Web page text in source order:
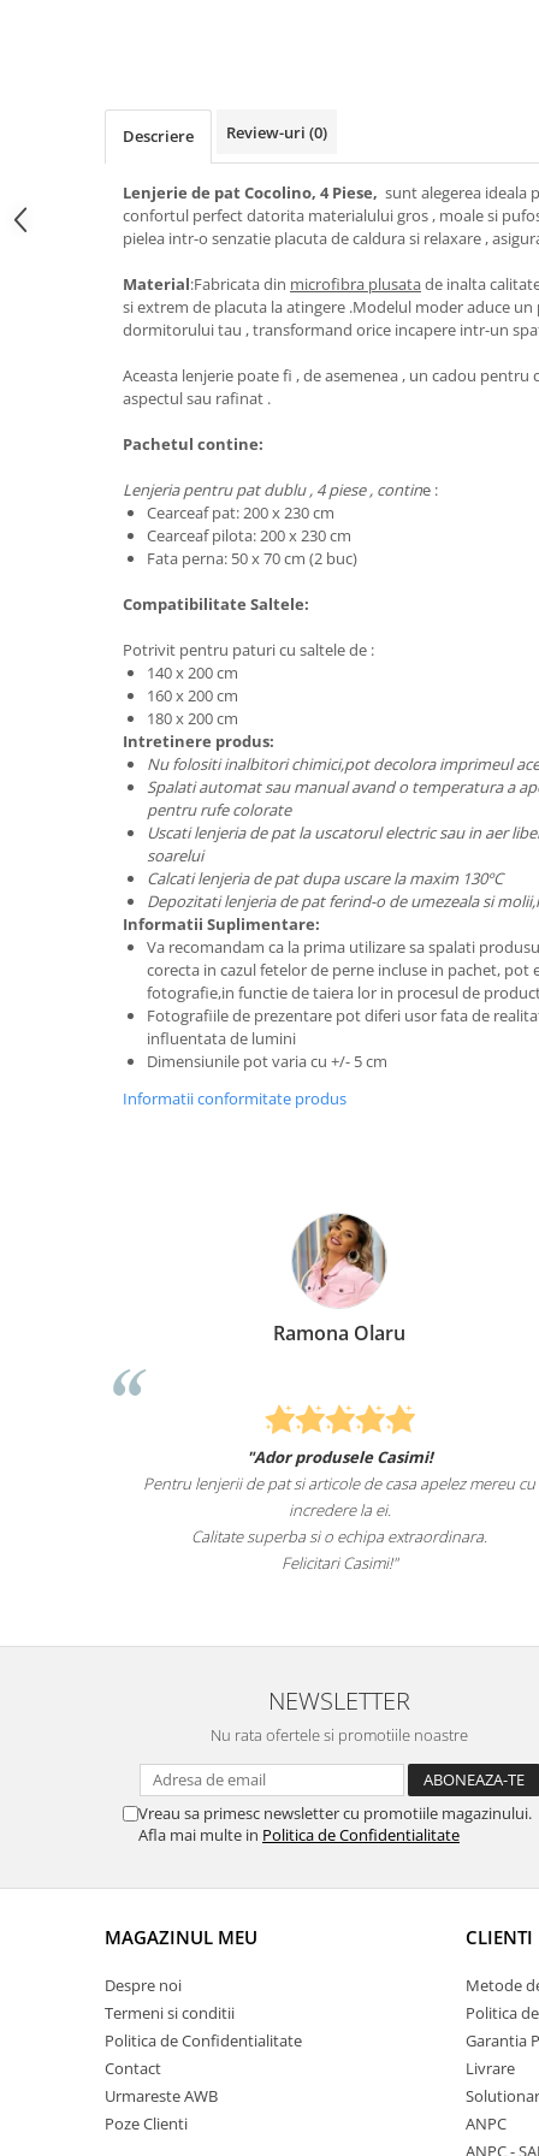
Descriere Review-uri (0)
Lenjerie de pat Cocolino, 4 Piese, sunt alegerea ideala
confortul perfect datorita materialului gros , moale si
pielea intr-o senzatie placuta de caldura si relaxare ,
Material:Fabricata din microfibra plusatade inalta
si extrem de placuta la atingere .Modelul moder aduce
dormitorului tau , transformand orice incapere intr-un
Aceasta lenjerie poate fi , de asemenea , un cadou pentru
aspectul sau rafinat .
Pachetul contine:
Lenjeria pentru pat dublu , 4 piese , contine :
Cearceaf pat: 200 x 230 cm
Cearceaf pilota: 200 x 230 cm
Fata perna: 50 x 70 cm (2 buc)
Compatibilitate Saltele:
Potrivit pentru paturi cu saltele de :
140 x 200 cm
160 x 200 cm
180 x 200 cm
Intretinere produs:
Nu folositi inalbitori chimici,pot decolora imprimeul
Spalati automat sau manual avand o temperatura a
pentru rufe colorate
Uscati lenjeria de pat la uscatorul electric sau in aer
soarelui
Calcati lenjeria de pat dupa uscare la maxim 130ºC
Depozitati lenjeria de pat ferind-o de umezeala si
Informatii Suplimentare:
Va recomandam ca la prima utilizare sa spalati
corecta in cazul fetelor de perne incluse in pachet, pot
fotografie,in functie de taiera lor in procesul de
Fotografiile de prezentare pot diferi usor fata de
influentata de lumini
Dimensiunile pot varia cu +/- 5 cm
Informatii conformitate produs
Ramona Olaru
"Ador produsele Casimi!
Pentru lenjerii de pat si articole de casa apelez mereu cu
incredere la ei.
Calitate superba si o echipa extraordinara.
Felicitari Casimi!"
NEWSLETTER
Nu rata ofertele si promotiile noastre
Vreau sa primesc newsletter cu promotiile magazinului.
Afla mai multe in Politica de Confidentialitate
MAGAZINUL MEU
Despre noi
Termeni si conditii
Politica de Confidentialitate
Contact
Urmareste AWB
Poze Clienti
CLIENTI
Metode
Politica
Garantia
Livrare
ANPC
ANPC - SAL